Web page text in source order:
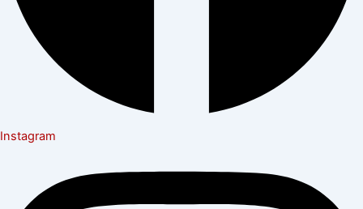
Instagram